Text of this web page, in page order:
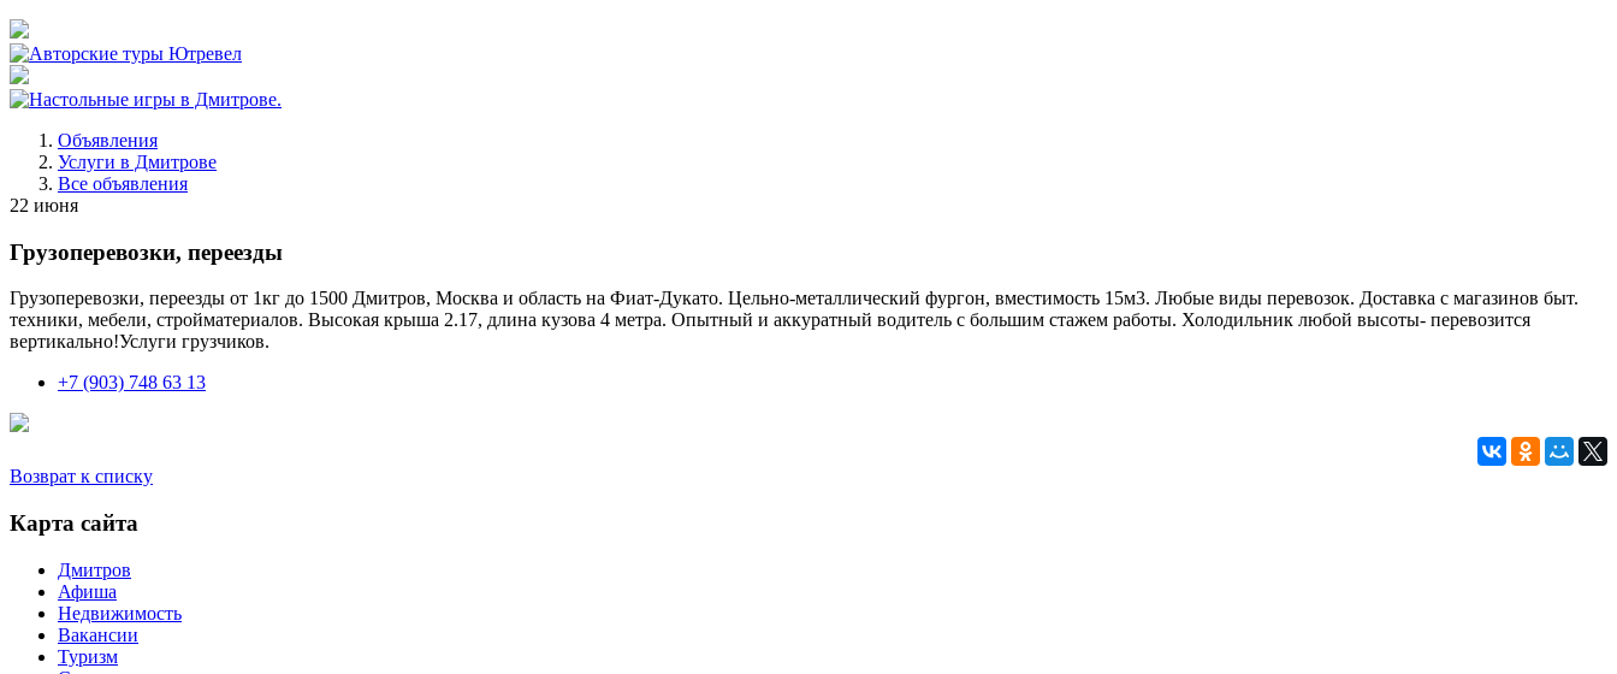
Объявления
Услуги в Дмитрове
Все объявления
22 июня
Грузоперевозки, переезды
Грузоперевозки, переезды от 1кг до 1500 Дмитров, Москва и область на Фиат-Дукато. Цельно-металлический фургон, вместимость 15м3. Любые виды перевозок. Доставка с магазинов быт.
техники, мебели, стройматериалов. Высокая крыша 2.17, длина кузова 4 метра. Опытный и аккуратный водитель с большим стажем работы. Холодильник любой высоты- перевозится
вертикально!Услуги грузчиков.
+7 (903) 748 63 13
Возврат к списку
Карта сайта
Дмитров
Афиша
Недвижимость
Вакансии
Туризм